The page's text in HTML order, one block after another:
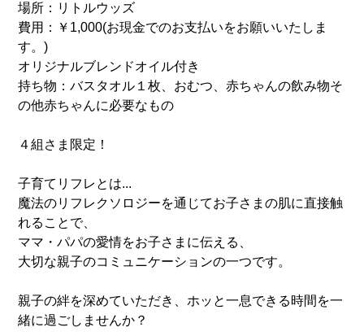
場所：リトルウッズ
費用：￥1,000(お現金でのお支払いをお願いいたしま
す。)
オリジナルブレンドオイル付き
持ち物：バスタオル１枚、おむつ、赤ちゃんの飲み物そ
の他赤ちゃんに必要なもの
４組さま限定！
子育てリフレとは...
魔法のリフレクソロジーを通じてお子さまの肌に直接触
れることで、
ママ・パパの愛情をお子さまに伝える、
大切な親子のコミュニケーションの一つです。
親子の絆を深めていただき、ホッと一息できる時間を一
緒に過ごしませんか？